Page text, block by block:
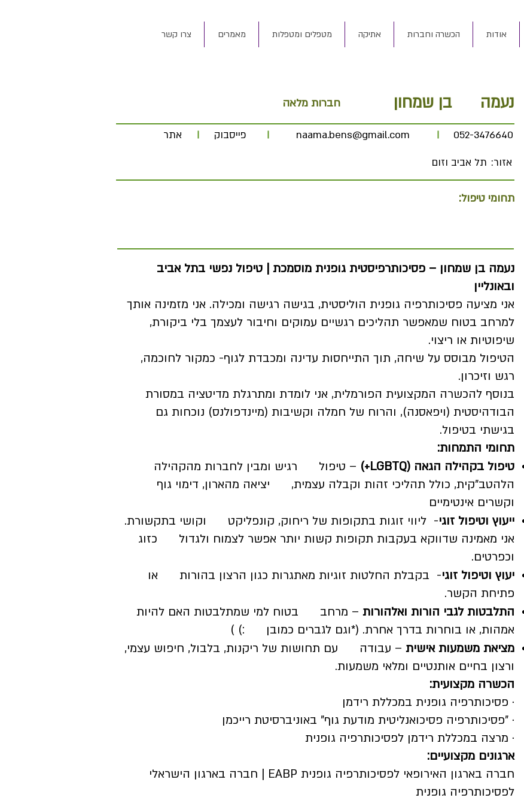
אודות הכשרה וחברות אתיקה מטפלים ומטפלות מאמרים צרו קשר
נעמה בן שמחון חברות מלאה
אתר פייסבוק naama.bens@gmail.com
052-3476640
תל אביב וזום אזור:
תחומי טיפול:
נעמה בן שמחון – פסיכותרפיסטית גופנית מוסמכת | טיפול נפשי בתל אביב
ובאונליין
אני מציעה פסיכותרפיה גופנית הוליסטית, בגישה רגישה ומכילה. אני מזמינה אותך
למרחב בטוח שמאפשר תהליכים רגשיים עמוקים וחיבור לעצמך בלי ביקורת,
שיפוטיות או ריצוי.
הטיפול מבוסס על שיחה, תוך התייחסות עדינה ומכבדת לגוף- כמקור לחוכמה,
רגש וזיכרון.
בנוסף להכשרה המקצועית הפורמלית, אני לומדת ומתרגלת מדיטציה במסורת
הבודהיסטית (ויפאסנה), והרוח של חמלה וקשיבות (מיינדפולנס) נוכחות גם
בגישתי בטיפול.
תחומי התמחות:
טיפול בקהילה הגאה (LGBTQ+)
– טיפול רגיש ומבין לחברות מהקהילה
הלהטב"קית, כולל תהליכי זהות וקבלה עצמית, יציאה מהארון, דימוי גוף
וקשרים אינטימיים
ייעוץ וטיפול זוגי- ליווי זוגות בתקופות של ריחוק, קונפליקט וקושי בתקשורת.
אני מאמינה שדווקא בעקבות תקופות קשות יותר אפשר לצמוח ולגדול כזוג
וכפרטים.
יעוץ וטיפול זוגי- בקבלת החלטות זוגיות מאתגרות כגון הרצון בהורות או
פתיחת הקשר.
התלבטות לגבי הורות ואלהורות – מרחב בטוח למי שמתלבטות האם להיות
אמהות, או בוחרות בדרך אחרת. (*וגם לגברים כמובן :) )
מציאת משמעות אישית – עבודה עם תחושות של ריקנות, בלבול, חיפוש עצמי,
ורצון בחיים אותנטיים ומלאי משמעות.
הכשרה מקצועית:
· פסיכותרפיה גופנית במכללת רידמן
· "פסיכותרפיה פסיכואנליטית מודעת גוף" באוניברסיטת רייכמן
· מרצה במכללת רידמן לפסיכותרפיה גופנית
ארגונים מקצועיים:
חברה בארגון האירופאי לפסיכותרפיה גופנית EABP | חברה בארגון הישראלי
לפסיכותרפיה גופנית